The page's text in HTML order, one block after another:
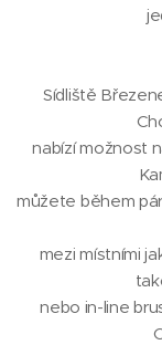
Sídliště
nabízí možnost
můžete během
mezi místními
nebo in-line